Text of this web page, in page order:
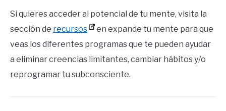
Si quieres acceder al potencial de tu mente, visita la
sección de recursos
en expande tu mente para que
veas los diferentes programas que te pueden ayudar
a eliminar creencias limitantes, cambiar hábitos y/o
reprogramar tu subconsciente.